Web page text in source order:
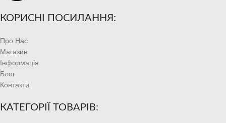
КОРИСНІ ПОСИЛАННЯ:
Про Нас
Магазин
Інформація
Блог
Контакти
КАТЕГОРІЇ ТОВАРІВ: